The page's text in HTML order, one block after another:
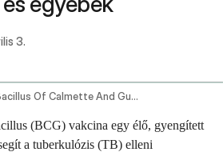
3.
Bacillus Of Calmette And Guerin Vaccine Live Intradermal Route
(BCG) vakcina egy élő, gyengített
a tuberkulózis (TB) elleni